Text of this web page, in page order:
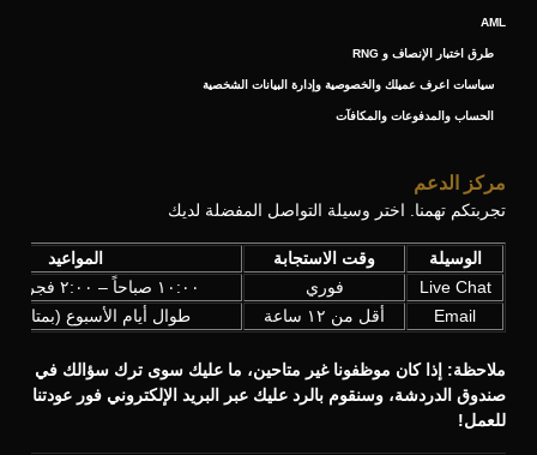
AML
طرق اختبار الإنصاف و RNG
سياسات اعرف عميلك والخصوصية وإدارة البيانات الشخصية
الحساب والمدفوعات والمكافآت
مركز الدعم
تجربتكم تهمنا. اختر وسيلة التواصل المفضلة لديك
الوسيلة وقت الاستجابة
المواعيد
Live Chat
فوري
١٠:٠٠ صباحاً – ٢:٠٠ فجراً (UTC+3)
Email
أقل من ١٢ ساعة طوال أيام الأسبوع (بمتابعة
ملاحظة: إذا كان موظفونا غير متاحين، ما عليك سوى ترك سؤالك في
صندوق الدردشة، وسنقوم بالرد عليك عبر البريد الإلكتروني فور عودتنا
للعمل!